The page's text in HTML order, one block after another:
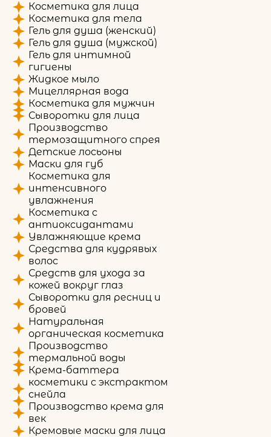
Косметика для лица
Косметика для тела
Гель для душа (женский)
Гель для душа (мужской)
Гель для интимной
гигиены
Жидкое мыло
Мицеллярная вода
Косметика для мужчин
Сыворотки для лица
Производство
термозащитного спрея
Детские лосьоны
Маски для губ
Косметика для
интенсивного
увлажнения
Косметика с
антиоксидантами
Увлажняющие крема
Средства для кудрявых
волос
Средств для ухода за
кожей вокруг глаз
Сыворотки для ресниц и
бровей
Натуральная
органическая косметика
Производство
термальной воды
Крема-баттера
косметики с экстрактом
снейла
Производство крема для
век
Кремовые маски для лица